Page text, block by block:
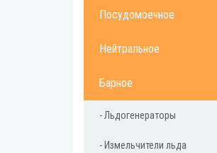
Посудомоечное
Нейтральное
Барное
- Льдогенераторы
- Измельчители льда